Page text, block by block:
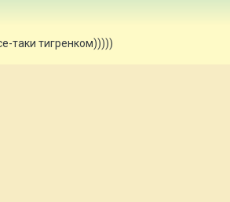
таки тигренком)))))